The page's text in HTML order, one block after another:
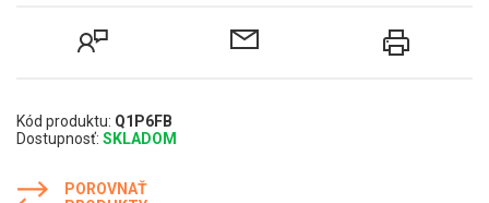
Kód produktu: Q1P6FB
Dostupnosť: SKLADOM
POROVNAŤ